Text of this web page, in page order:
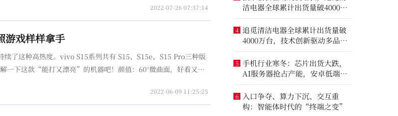
2022-07-26 07:37:14
游戏样样拿手
了这种高热度。vivo S15系列共有 S15、S15e、S15 Pro三种版
一下这款“能打又漂亮”的机器吧！颜值：60°微曲面，好看又轻
2022-06-09 11:25:25
洁电器全球累计出货量破4000万
台
4 追觅清洁电器全球累计出货量破
4000万台，技术创新驱动多品类
增长
5 手机行业寒冬：芯片出货大跌，
AI服务器抢占产能，安卓低端压
力最大
6
入口争夺、算力下沉、交互重
构：智能体时代的“终端之变”